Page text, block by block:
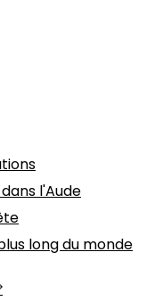
l'Aude
long du monde